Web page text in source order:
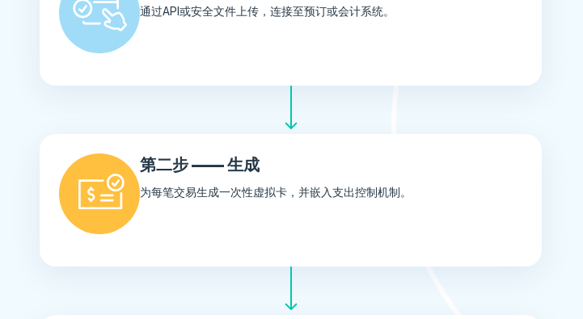
通过API或安全文件上传，连接至预订或会计系统。
第二步 —— 生成
为每笔交易生成一次性虚拟卡，并嵌入支出控制机制。